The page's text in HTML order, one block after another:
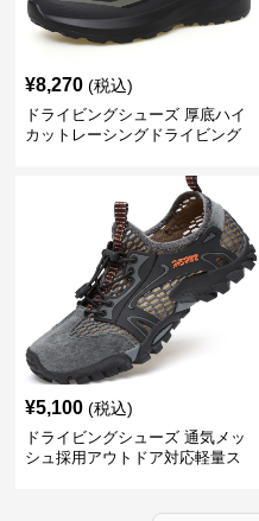
¥8,270 (税込)
ドライビングシューズ 厚底ハイ
カットレーシングドライビング
¥5,100 (税込)
ドライビングシューズ 通気メッ
シュ採用アウトドア対応軽量ス